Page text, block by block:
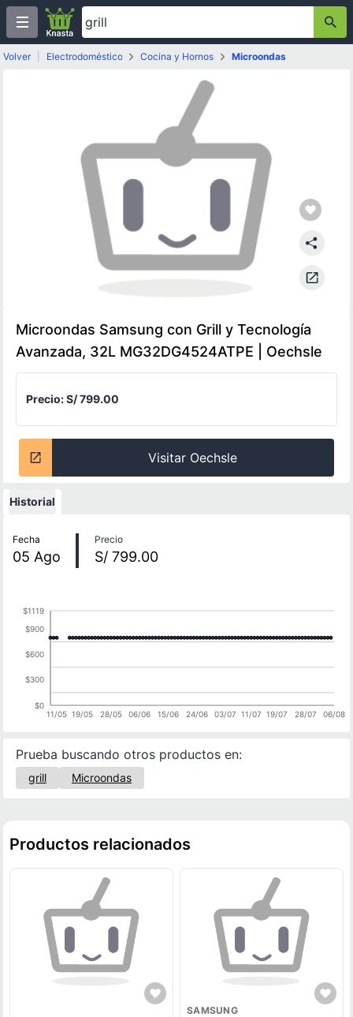
Volver Electrodomésticos Cocina y Hornos Microondas
Microondas Samsung con Grill y Tecnología
Avanzada, 32L MG32DG4524ATPE | Oechsle
Precio:S/ 799.00
Visitar Oechsle
Historial
Fecha
05 Ago
Precio
S/ 799.00
11/05 19/05 28/05 06/06 15/06 24/06 03/07 11/07 19/07 28/07 06/08
$0
$300
$600
$900
$1119
Prueba buscando otros productos en:
grill Microondas
Productos relacionados
SAMSUNG